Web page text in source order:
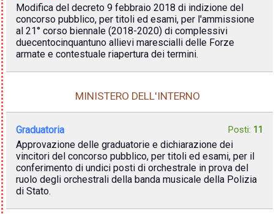
Modifica del decreto 9 febbraio 2018 di indizione del
concorso pubblico, per titoli ed esami, per l'ammissione
al 21° corso biennale (2018-2020) di complessivi
duecentocinquantuno allievi marescialli delle Forze
armate e contestuale riapertura dei termini.
MINISTERO DELL'INTERNO
Graduatoria Posti: 11
Approvazione delle graduatorie e dichiarazione dei
vincitori del concorso pubblico, per titoli ed esami, per il
conferimento di undici posti di orchestrale in prova del
ruolo degli orchestrali della banda musicale della Polizia
di Stato.